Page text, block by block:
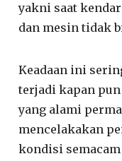
yakni saat
dan mesin tidak
Keadaan ini
terjadi kapan
yang alami
mencelakakan
kondisi